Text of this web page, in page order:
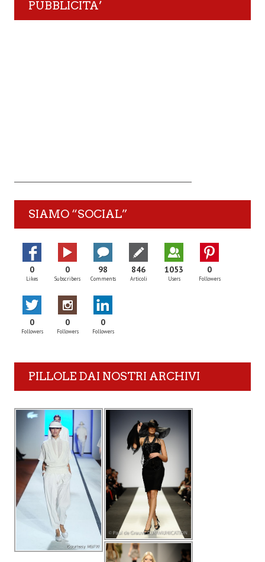
PUBBLICITA’
SIAMO “SOCIAL”
0
Likes
0
Subscribers
98
Comments
846
Articoli
1053
Users
0
Followers
0
Followers
0
Followers
0
Followers
PILLOLE DAI NOSTRI ARCHIVI